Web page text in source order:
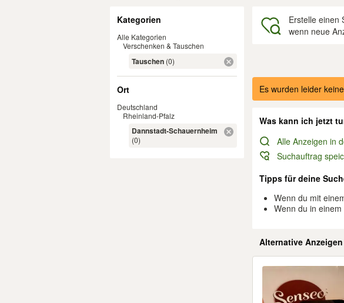
Kategorien
Alle Kategorien
Verschenken & Tauschen
Tauschen (0)
Ort
Deutschland
Rheinland-Pfalz
Dannstadt-Schauernheim
(0)
Erstelle einen
wenn neue
Ergebnisse
Es wurden leider
Was kann ich jetzt
Alle Anzeigen in
Suchauftrag
Tipps für deine
Wenn du mit
Wenn du in
Alternative